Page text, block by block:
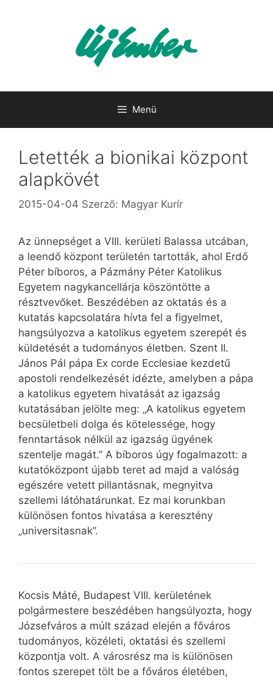
Menü
Letették a bionikai központ
alapkövét
2015-04-04 Szerző: Magyar Kurír
Az ünnepséget a VIII. kerületi Balassa utcában,
a leendő központ területén tartották, ahol Erdő
Péter bíboros, a Pázmány Péter Katolikus
Egyetem nagykancellárja köszöntötte a
résztvevőket. Beszédében az oktatás és a
kutatás kapcsolatára hívta fel a figyelmet,
hangsúlyozva a katolikus egyetem szerepét és
küldetését a tudományos életben. Szent II.
János Pál pápa Ex corde Ecclesiae kezdetű
apostoli rendelkezését idézte, amelyben a pápa
a katolikus egyetem hivatását az igazság
kutatásában jelölte meg: „A katolikus egyetem
becsületbeli dolga és kötelessége, hogy
fenntartások nélkül az igazság ügyének
szentelje magát.” A bíboros úgy fogalmazott: a
kutatóközpont újabb teret ad majd a valóság
egészére vetett pillantásnak, megnyitva
szellemi látóhatárunkat. Ez mai korunkban
különösen fontos hivatása a keresztény
„universitasnak”.
Kocsis Máté, Budapest VIII. kerületének
polgármestere beszédében hangsúlyozta, hogy
Józsefváros a múlt század elején a főváros
tudományos, közéleti, oktatási és szellemi
központja volt. A városrész ma is különösen
fontos szerepet tölt be a főváros életében,